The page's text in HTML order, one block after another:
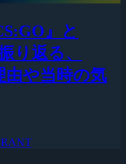
』と
り返る、
由や当時の気